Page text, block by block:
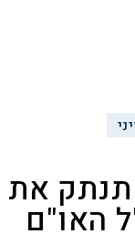
את
האו"ם